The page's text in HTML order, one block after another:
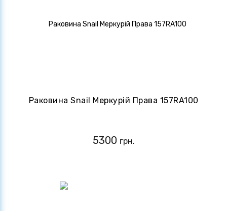
Раковина Snail Меркурій Права 157RA100
5300 грн.